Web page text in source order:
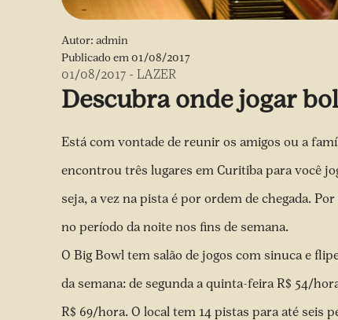
Autor: admin
Publicado em01/08/2017
01/08/2017 - LAZER
Descubra onde jogar
Está com vontade de reunir os amigos ou a
encontrou três lugares em Curitiba para você
seja, a vez na pista é por ordem de chegada.
no período da noite nos fins de semana.
O Big Bowl tem salão de jogos com sinuca e
da semana: de segunda a quinta-feira R$ 54/
R$ 69/hora. O local tem 14 pistas para até seis